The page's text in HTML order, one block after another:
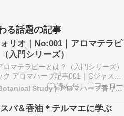
る話題の記事
リオ｜No:001｜アロマテラピ
入門シリーズ）
ロマテラピーとは？（入門シリーズ）
ク アロマハーブ記事001｜Cジャスミ
助手ゼラニウムが教えるアロマテラ
アロマハーブ記事001｜植物代替療
やメカニズム、アロマ […]
Botanical Study | アロマハーブ香り体系化
パ＆香油＊テルマエに学ぶ